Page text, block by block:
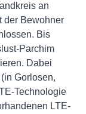
an
der Bewohner
Bis
Parchim
Dabei
Gorlosen,
Technologie
LTE-